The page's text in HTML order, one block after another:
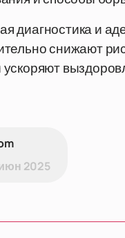
диагностика и
снижают
2025